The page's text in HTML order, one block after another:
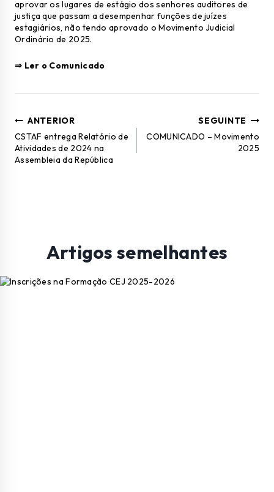
aprovar os lugares de estágio dos senhores auditores de
justiça que passam a desempenhar funções de juízes
estagiários, não tendo aprovado o Movimento Judicial
Ordinário de 2025.
⇒ Ler o Comunicado
ANTERIOR
CSTAF entrega Relatório de
Atividades de 2024 na
Assembleia da República
SEGUINTE
COMUNICADO – Movimento
2025
Artigos semelhantes